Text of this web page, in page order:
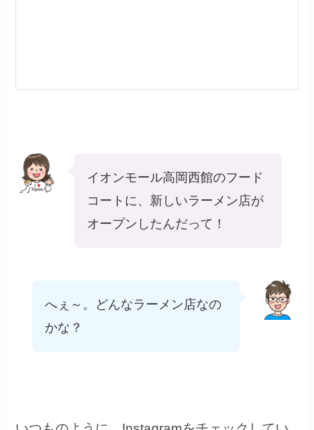
イオンモール高岡西館のフード
コートに、新しいラーメン店が
オープンしたんだって！
へぇ～。どんなラーメン店なの
かな？